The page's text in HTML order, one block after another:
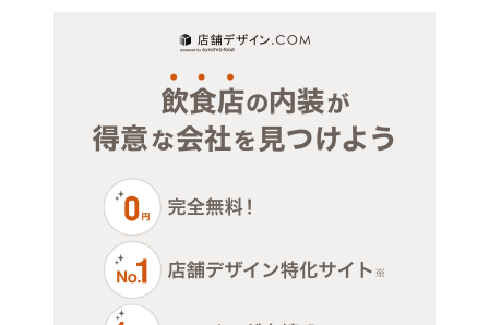
その他サービス・その他
大阪市天王寺区
大阪市浪速区
大阪市西淀川区
大阪市東淀川区